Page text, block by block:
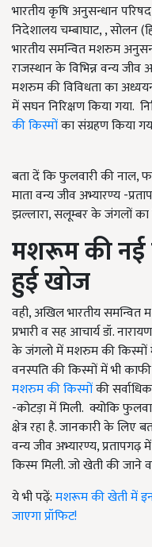
भारतीय कृषि अनुसन्धान
निदेशालय चम्बाघाट, , सोलन
भारतीय समन्वित मशरुम
राजस्थान के विभिन्न वन्य
मशरुम की विविधता का
में सघन निरिक्षण किया गया.
की किस्मोंका संग्रहण किया
बता दें कि फुलवारी की नाल,
माता वन्य जीव अभ्यारण्य -
झल्लारा, सलूम्बर के जंगलों का
मशरूम की नई
हुई खोज
वही, अखिल भारतीय
प्रभारी व सह आचार्य डॉ.
के जंगलो में मशरुम की किस्मों
वनस्पति की किस्मों में भी
मशरुम की किस्मोंकी
-कोटड़ा में मिली. क्योकि
क्षेत्र रहा है. जानकारी के लिए
वन्य जीव अभ्यारण्य,
किस्म मिली. जो खेती की जाने
ये भी पढ़ें:मशरूम की खेती में
जाएगा प्रॉफिट!